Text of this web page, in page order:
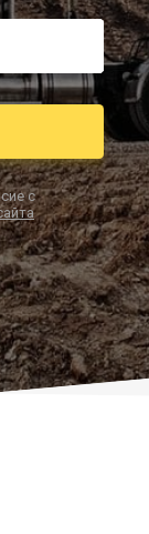
бесплатный
negabarit.ru
с